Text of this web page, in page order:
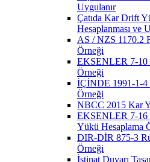
Uygulanır
Çatıda Kar Drift
Hesaplanması ve
AS / NZS 1170.2
Örneği
EKSENLER 7-10
Örneği
İÇİNDE 1991-1-4
Örneği
NBCC 2015 Kar
EKSENLER 7-16
Yükü Hesaplama
DIR-DİR 875-3
Örneği
İstinat Duvarı